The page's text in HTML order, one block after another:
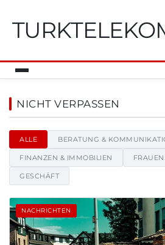
NICHT VERPASSEN
ALLE BERATUNG &
FINANZEN & IMMOBILIEN
GESCHÄFT
NACHRICHTEN